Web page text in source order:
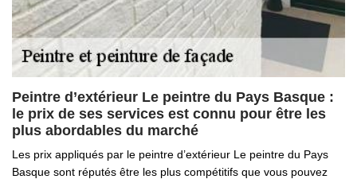
Peintre d’extérieur Le peintre du Pays Basque :
le prix de ses services est connu pour être les
plus abordables du marché
Les prix appliqués par le peintre d’extérieur Le peintre du Pays
Basque sont réputés être les plus compétitifs que vous pouvez